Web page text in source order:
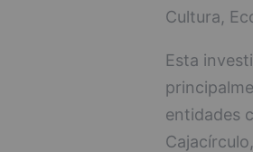
Cultura,
Esta
entidades